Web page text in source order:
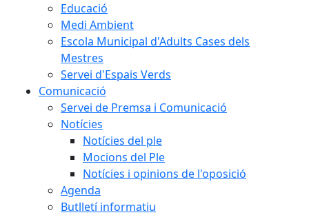
Educació
Medi Ambient
Escola Municipal d'Adults Cases dels
Mestres
Servei d'Espais Verds
Comunicació
Servei de Premsa i Comunicació
Notícies
Notícies del ple
Mocions del Ple
Notícies i opinions de l'oposició
Agenda
Butlletí informatiu